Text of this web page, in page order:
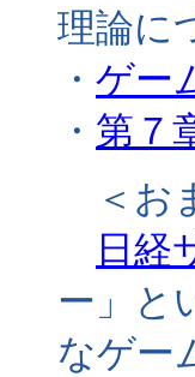
理論に
・ ゲー
・ 第７
＜お
日経
ー」と
なゲー